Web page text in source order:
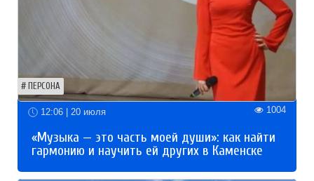
ПЕРСОНА
12:06 | 20 июля 1004
«Музыка — это часть моей души»: как найти
гармонию и научить ей других в Каменске